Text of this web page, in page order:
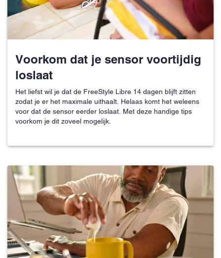
Voorkom dat je sensor voortijdig
loslaat
Het liefst wil je dat de FreeStyle Libre 14 dagen blijft zitten
zodat je er het maximale uithaalt. Helaas komt het weleens
voor dat de sensor eerder loslaat. Met deze handige tips
voorkom je dit zoveel mogelijk.